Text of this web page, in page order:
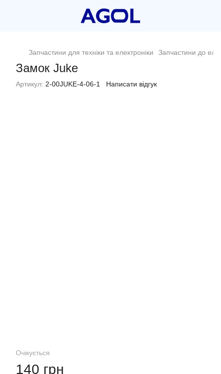
Запчастини для техніки та електроніки Запчастини до
Замок Juke
Артикул: 2-00JUKE-4-06-1 Написати відгук
Очікується
140 грн